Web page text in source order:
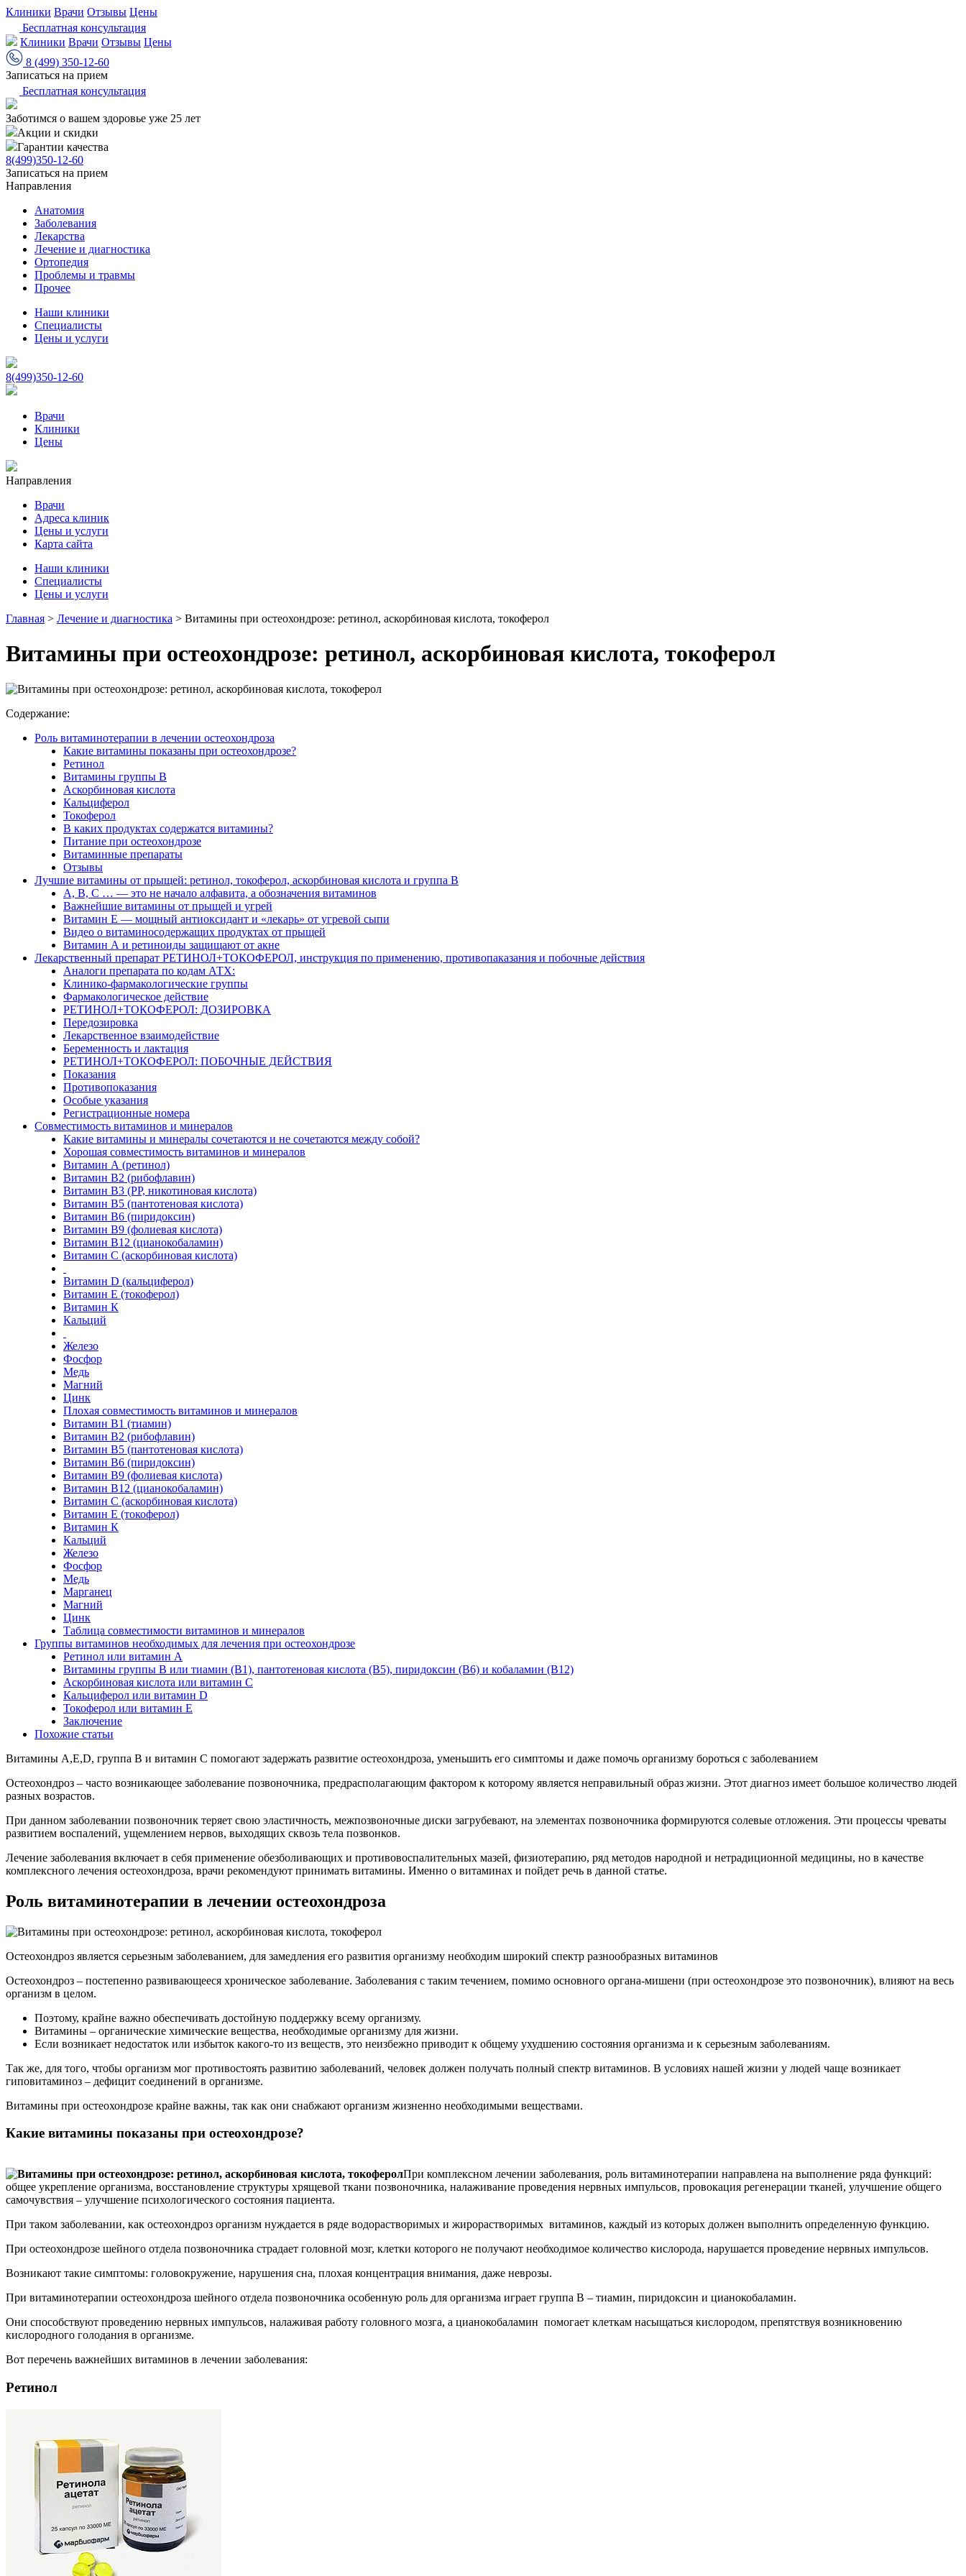
Клиники Врачи Отзывы Цены
Бесплатная консультация
Клиники Врачи Отзывы Цены
8 (499) 350-12-60
Записаться на прием
Бесплатная консультация
Заботимся о вашем здоровье уже 25 лет
Акции и скидки
Гарантии качества
8(499)350-12-60
Записаться на прием
Направления
Анатомия
Заболевания
Лекарства
Лечение и диагностика
Ортопедия
Проблемы и травмы
Прочее
Наши клиники
Специалисты
Цены и услуги
8(499)350-12-60
Врачи
Клиники
Цены
Направления
Врачи
Адреса клиник
Цены и услуги
Карта сайта
Наши клиники
Специалисты
Цены и услуги
Главная > Лечение и диагностика > Витамины при остеохондрозе: ретинол, аскорбиновая кислота, токоферол
Витамины при остеохондрозе: ретинол, аскорбиновая кислота, токоферол
Содержание:
Роль витаминотерапии в лечении остеохондроза
Какие витамины показаны при остеохондрозе?
Ретинол
Витамины группы В
Аскорбиновая кислота
Кальциферол
Токоферол
В каких продуктах содержатся витамины?
Питание при остеохондрозе
Витаминные препараты
Отзывы
Лучшие витамины от прыщей: ретинол, токоферол, аскорбиновая кислота и группа В
A, B, C … — это не начало алфавита, а обозначения витаминов
Важнейшие витамины от прыщей и угрей
Витамин Е — мощный антиоксидант и «лекарь» от угревой сыпи
Видео о витаминосодержащих продуктах от прыщей
Витамин А и ретиноиды защищают от акне
Лекарственный препарат РЕТИНОЛ+ТОКОФЕРОЛ, инструкция по применению, противопаказания и побочные действия
Аналоги препарата по кодам АТХ:
Клинико-фармакологические группы
Фармакологическое действие
РЕТИНОЛ+ТОКОФЕРОЛ: ДОЗИРОВКА
Передозировка
Лекарственное взаимодействие
Беременность и лактация
РЕТИНОЛ+ТОКОФЕРОЛ: ПОБОЧНЫЕ ДЕЙСТВИЯ
Показания
Противопоказания
Особые указания
Регистрационные номера
Совместимость витаминов и минералов
Какие витамины и минералы сочетаются и не сочетаются между собой?
Хорошая совместимость витаминов и минералов
Витамин А (ретинол)
Витамин В2 (рибофлавин)
Витамин В3 (PP, никотиновая кислота)
Витамин В5 (пантотеновая кислота)
Витамин В6 (пиридоксин)
Витамин В9 (фолиевая кислота)
Витамин В12 (цианокобаламин)
Витамин С (аскорбиновая кислота)
Витамин D (кальциферол)
Витамин E (токоферол)
Витамин К
Кальций
Железо
Фосфор
Медь
Магний
Цинк
Плохая совместимость витаминов и минералов
Витамин В1 (тиамин)
Витамин В2 (рибофлавин)
Витамин В5 (пантотеновая кислота)
Витамин В6 (пиридоксин)
Витамин В9 (фолиевая кислота)
Витамин В12 (цианокобаламин)
Витамин С (аскорбиновая кислота)
Витамин E (токоферол)
Витамин К
Кальций
Железо
Фосфор
Медь
Марганец
Магний
Цинк
Таблица совместимости витаминов и минералов
Группы витаминов необходимых для лечения при остеохондрозе
Ретинол или витамин А
Витамины группы В или тиамин (В1), пантотеновая кислота (В5), пиридоксин (В6) и кобаламин (В12)
Аскорбиновая кислота или витамин С
Кальциферол или витамин D
Токоферол или витамин Е
Заключение
Похожие статьи
Витамины А,Е,D, группа В и витамин С помогают задержать развитие остеохондроза, уменьшить его симптомы и даже помочь организму бороться с заболеванием
Остеохондроз – часто возникающее заболевание позвоночника, предрасполагающим фактором к которому является неправильный образ жизни. Этот диагноз имеет большое количество людей
разных возрастов.
При данном заболевании позвоночник теряет свою эластичность, межпозвоночные диски загрубевают, на элементах позвоночника формируются солевые отложения. Эти процессы чреваты
развитием воспалений, ущемлением нервов, выходящих сквозь тела позвонков.
Лечение заболевания включает в себя применение обезболивающих и противовоспалительных мазей, физиотерапию, ряд методов народной и нетрадиционной медицины, но в качестве
комплексного лечения остеохондроза, врачи рекомендуют принимать витамины. Именно о витаминах и пойдет речь в данной статье.
Роль витаминотерапии в лечении остеохондроза
Остеохондроз является серьезным заболеванием, для замедления его развития организму необходим широкий спектр разнообразных витаминов
Остеохондроз – постепенно развивающееся хроническое заболевание. Заболевания с таким течением, помимо основного органа-мишени (при остеохондрозе это позвоночник), влияют на весь
организм в целом.
Поэтому, крайне важно обеспечивать достойную поддержку всему организму.
Витамины – органические химические вещества, необходимые организму для жизни.
Если возникает недостаток или избыток какого-то из веществ, это неизбежно приводит к общему ухудшению состояния организма и к серьезным заболеваниям.
Так же, для того, чтобы организм мог противостоять развитию заболеваний, человек должен получать полный спектр витаминов. В условиях нашей жизни у людей чаще возникает
гиповитаминоз – дефицит соединений в организме.
Витамины при остеохондрозе крайне важны, так как они снабжают организм жизненно необходимыми веществами.
Какие витамины показаны при остеохондрозе?
При комплексном лечении заболевания, роль витаминотерапии направлена на выполнение ряда функций:
общее укрепление организма, восстановление структуры хрящевой ткани позвоночника, налаживание проведения нервных импульсов, провокация регенерации тканей, улучшение общего
самочувствия – улучшение психологического состояния пациента.
При таком заболевании, как остеохондроз организм нуждается в ряде водорастворимых и жирорастворимых витаминов, каждый из которых должен выполнить определенную функцию.
При остеохондрозе шейного отдела позвоночника страдает головной мозг, клетки которого не получают необходимое количество кислорода, нарушается проведение нервных импульсов.
Возникают такие симптомы: головокружение, нарушения сна, плохая концентрация внимания, даже неврозы.
При витаминотерапии остеохондроза шейного отдела позвоночника особенную роль для организма играет группа В – тиамин, пиридоксин и цианокобаламин.
Они способствуют проведению нервных импульсов, налаживая работу головного мозга, а цианокобаламин помогает клеткам насыщаться кислородом, препятствуя возникновению
кислородного голодания в организме.
Вот перечень важнейших витаминов в лечении заболевания:
Ретинол